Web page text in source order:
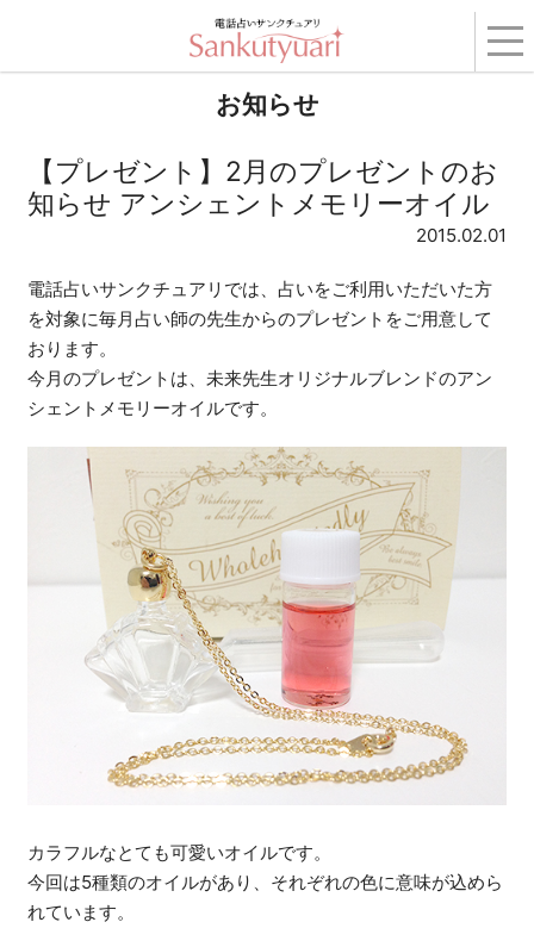
お知らせ› 【プレゼント】2月のプレゼントのお知らせ アンシ
お知らせ
【プレゼント】2月のプレゼントのお
知らせ アンシェントメモリーオイル
2015.02.01
電話占いサンクチュアリでは、占いをご利用いただいた方
を対象に毎月占い師の先生からのプレゼントをご用意して
おります。
今月のプレゼントは、未来先生オリジナルブレンドのアン
シェントメモリーオイルです。
カラフルなとても可愛いオイルです。
今回は5種類のオイルがあり、それぞれの色に意味が込めら
れています。